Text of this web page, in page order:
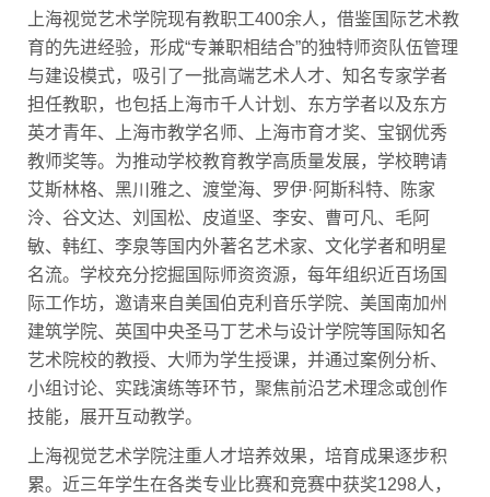
上海视觉艺术学院现有教职工400余人，借鉴国际艺术教
育的先进经验，形成“专兼职相结合”的独特师资队伍管理
与建设模式，吸引了一批高端艺术人才、知名专家学者
担任教职，也包括上海市千人计划、东方学者以及东方
英才青年、上海市教学名师、上海市育才奖、宝钢优秀
教师奖等。为推动学校教育教学高质量发展，学校聘请
艾斯林格、黑川雅之、渡堂海、罗伊·阿斯科特、陈家
泠、谷文达、刘国松、皮道坚、李安、曹可凡、毛阿
敏、韩红、李泉等国内外著名艺术家、文化学者和明星
名流。学校充分挖掘国际师资资源，每年组织近百场国
际工作坊，邀请来自美国伯克利音乐学院、美国南加州
建筑学院、英国中央圣马丁艺术与设计学院等国际知名
艺术院校的教授、大师为学生授课，并通过案例分析、
小组讨论、实践演练等环节，聚焦前沿艺术理念或创作
技能，展开互动教学。
上海视觉艺术学院注重人才培养效果，培育成果逐步积
累。近三年学生在各类专业比赛和竞赛中获奖1298人，